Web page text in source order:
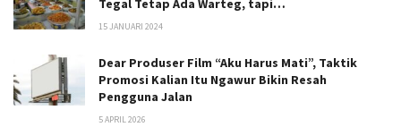
Tegal Tetap Ada Warteg, tapi…
15 JANUARI 2024
Dear Produser Film “Aku Harus Mati”, Taktik
Promosi Kalian Itu Ngawur Bikin Resah
Pengguna Jalan
5 APRIL 2026